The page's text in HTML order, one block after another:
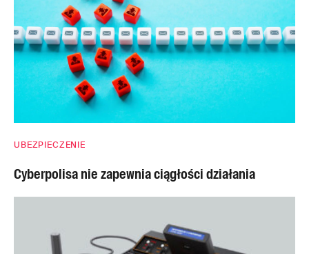
UBEZPIECZENIE
Cyberpolisa nie zapewnia ciągłości działania